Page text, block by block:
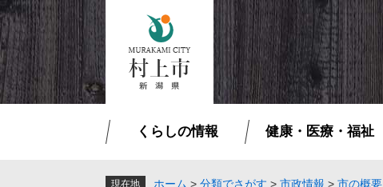
ペ
ー
ジ
の
先
頭
メ
ニ
ュ
ー
を
飛
くらしの情報 健康・医療・福祉
現在地 ホーム > 分類でさがす > 市政情報 > 市の概要